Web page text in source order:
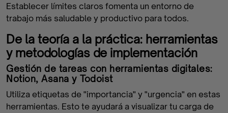
Establecer límites claros fomenta un entorno de
trabajo más saludable y productivo para todos.
De la teoría a la práctica: herramientas
y metodologías de implementación
Gestión de tareas con herramientas digitales:
Notion, Asana y Todoist
Utiliza etiquetas de "importancia" y "urgencia" en estas
herramientas. Esto te ayudará a visualizar tu carga de